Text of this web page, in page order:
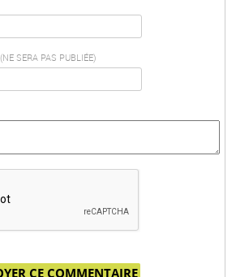
(NE SERA PAS PUBLIÉE)